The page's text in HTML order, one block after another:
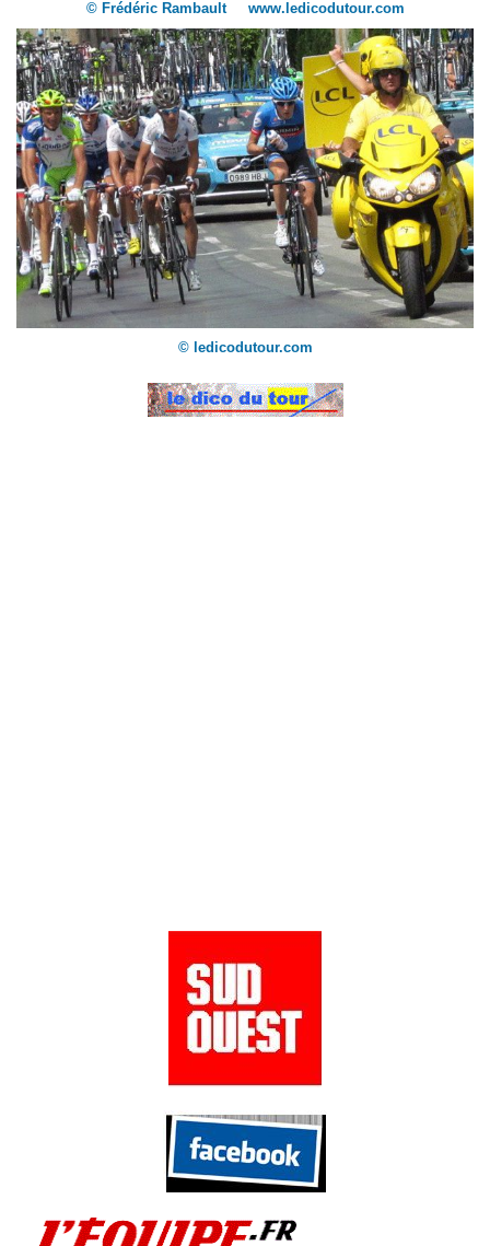
© Frédéric Rambault www.ledicodutour.com
© ledicodutour.com